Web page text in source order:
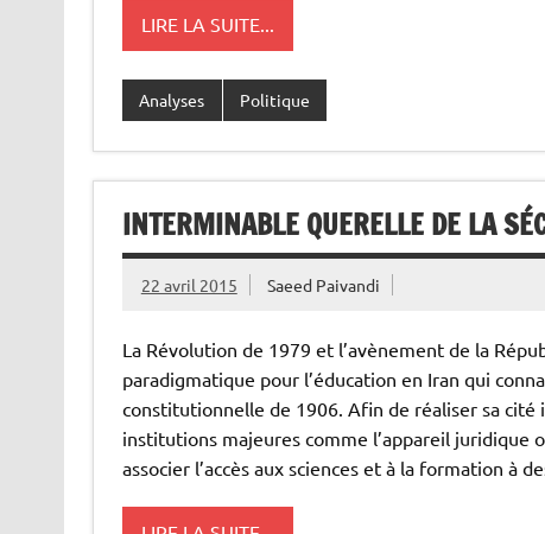
LIRE LA SUITE...
Analyses Politique
INTERMINABLE QUERELLE DE LA
22 avril 2015 Saeed Paivandi
La Révolution de 1979 et l’avènement de la
paradigmatique pour l’éducation en Iran qui
constitutionnelle de 1906. Afin de réaliser sa
institutions majeures comme l’appareil juridique
associer l’accès aux sciences et à la formation à